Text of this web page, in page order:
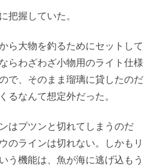
把握していた。
ら大物を釣るためにセットして
らわざわざ小物用のライト仕様
で、そのまま瑠璃に貸したのだ
るなんて想定外だった。
はプツンと切れてしまうのだ
のラインは切れない。しかもリ
う機能は、魚が海に逃げ込もう